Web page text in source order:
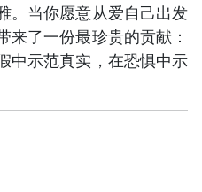
。当你愿意从爱自己出发
来了一份最珍贵的贡献：
中示范真实，在恐惧中示